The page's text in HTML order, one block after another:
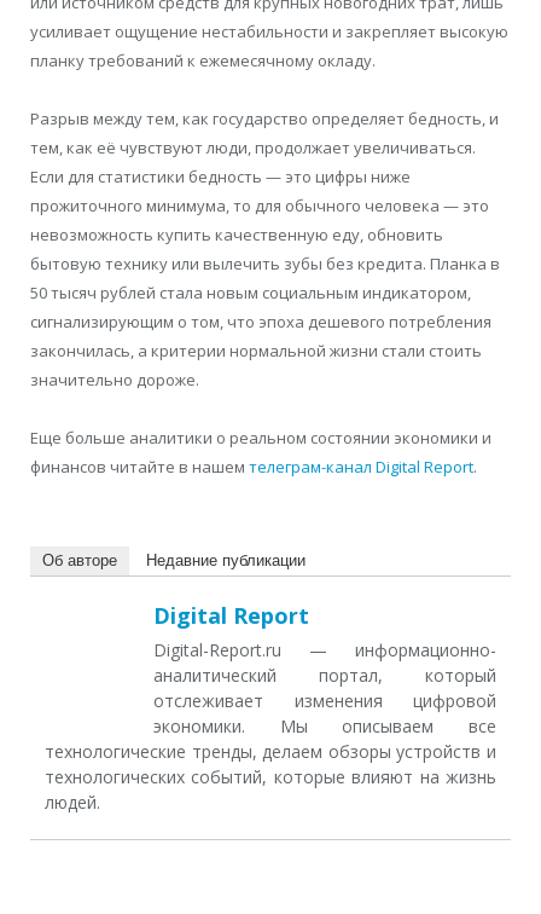
усиливает ощущение нестабильности и закрепляет высокую
планку требований к ежемесячному окладу.
Разрыв между тем, как государство определяет бедность, и
тем, как её чувствуют люди, продолжает увеличиваться.
Если для статистики бедность — это цифры ниже
прожиточного минимума, то для обычного человека — это
невозможность купить качественную еду, обновить
бытовую технику или вылечить зубы без кредита. Планка в
50 тысяч рублей стала новым социальным индикатором,
сигнализирующим о том, что эпоха дешевого потребления
закончилась, а критерии нормальной жизни стали стоить
значительно дороже.
Еще больше аналитики о реальном состоянии экономики и
финансов читайте в нашем телеграм-канал Digital Report.
Об авторе Недавние публикации
Digital Report
Digital-Report.ru — информационно-
аналитический портал, который
отслеживает изменения цифровой
экономики. Мы описываем все
технологические тренды, делаем обзоры устройств и
технологических событий, которые влияют на жизнь
людей.